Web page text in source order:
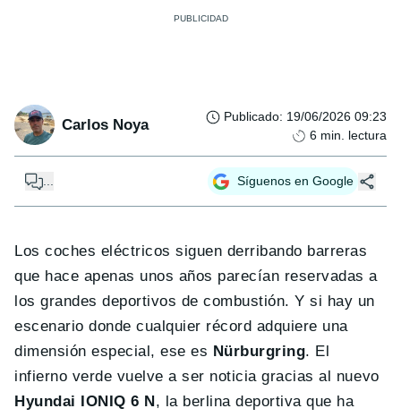
Carlos Noya Publicado: 19/06/2026 09:23
6 min. lectura
... Síguenos en Google
Los coches eléctricos siguen derribando barreras
que hace apenas unos años parecían reservadas a
los grandes deportivos de combustión. Y si hay un
escenario donde cualquier récord adquiere una
dimensión especial, ese es Nürburgring. El
infierno verde vuelve a ser noticia gracias al nuevo
Hyundai IONIQ 6 N , la berlina deportiva que ha